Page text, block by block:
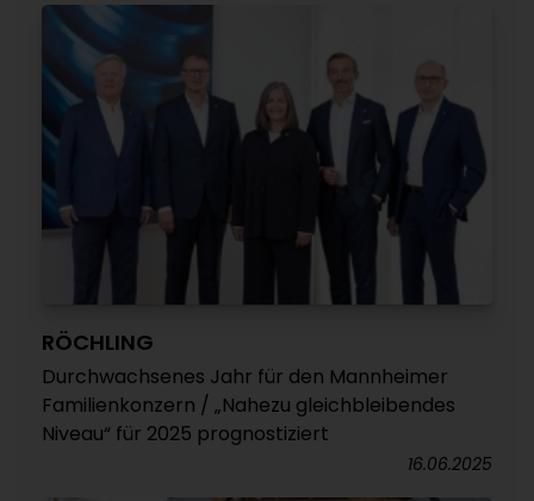
RÖCHLING
Durchwachsenes Jahr für den Mannheimer
Familienkonzern / „Nahezu gleichbleibendes
Niveau“ für 2025 prognostiziert
16.06.2025